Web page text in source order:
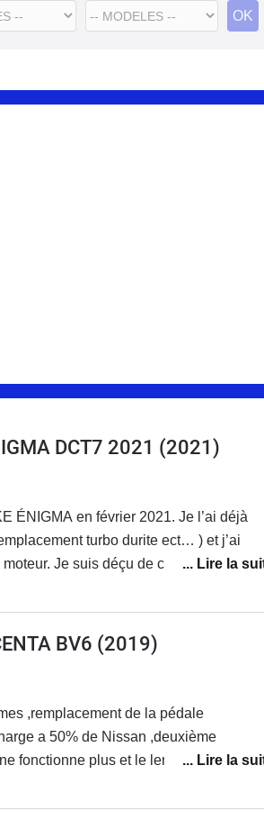
DCT7 2021 (2021)
turbo durite ect… ) et j’ai
Je suis déçu de ce véhicule qui
BV6 (2019)